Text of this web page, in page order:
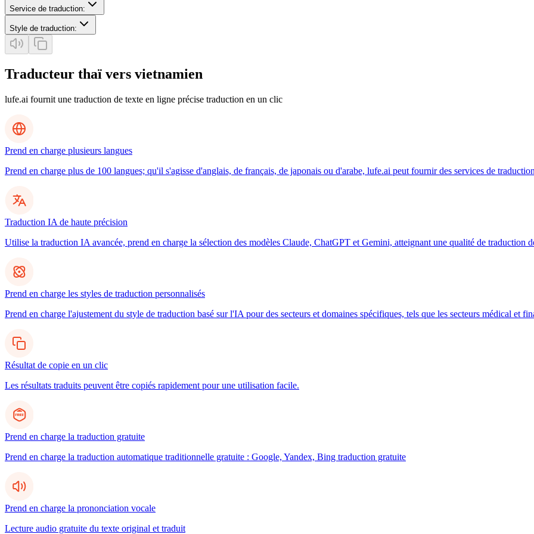
Service de traduction:
Style de traduction:
Traducteur thaï vers vietnamien
lufe.ai fournit une traduction de texte en ligne précise traduction en un clic
Prend en charge plusieurs langues
Prend en charge plus de 100 langues; qu'il s'agisse d'anglais, de français, de japonais ou d'arabe, lufe.ai peut fournir des services de
Traduction IA de haute précision
Utilise la traduction IA avancée, prend en charge la sélection des modèles Claude, ChatGPT et Gemini, atteignant une qualité de traduction
Prend en charge les styles de traduction personnalisés
Prend en charge l'ajustement du style de traduction basé sur l'IA pour des secteurs et domaines spécifiques, tels que les secteurs médical et
Résultat de copie en un clic
Les résultats traduits peuvent être copiés rapidement pour une utilisation facile.
Prend en charge la traduction gratuite
Prend en charge la traduction automatique traditionnelle gratuite : Google, Yandex, Bing traduction gratuite
Prend en charge la prononciation vocale
Lecture audio gratuite du texte original et traduit